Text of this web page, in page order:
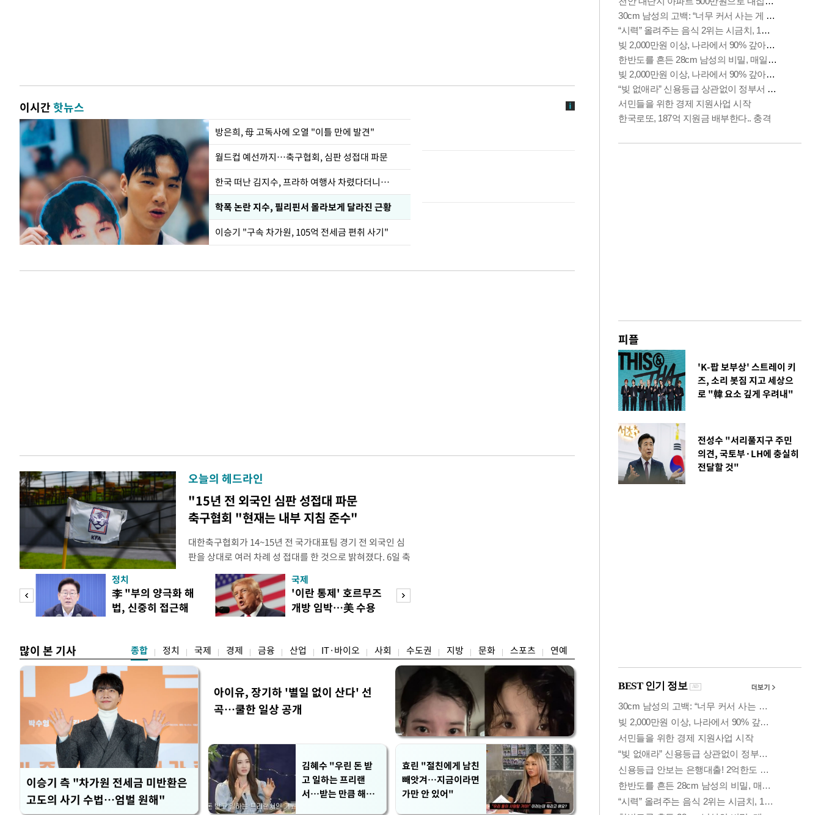
이시간핫뉴스
방은희, 母 고독사에 오열 "이틀 만에 발견"
월드컵 예선까지…축구협회, 심판 성접대 파문
한국 떠난 김지수, 프라하 여행사 차렸다더니…
학폭 논란 지수, 필리핀서 몰라보게 달라진 근황
이승기 "구속 차가원, 105억 전세금 편취 사기"
오늘의 헤드라인
"15년 전 외국인 심판 성접대 파문
축구협회 "현재는 내부 지침 준수"
대한축구협회가 14~15년 전 국가대표팀 경기 전 외국인 심
판을 상대로 여러 차례 성 접대를 한 것으로 밝혀졌다. 6일 축
구계에 따르면 국회의 한 의원실은 축구협회가 2011~2012
년 국제심판 10여 명에게 성 접대한 사실을 확인했다. 당시
축구협회는 외국인 심판과 감독관 등 10여 명에게 한 번에
수십만원에서 많게는 100만원이 넘는 돈을 성
정치
李 "부의 양극화 해
법, 신중히 접근해
국제
'이란 통제' 호르무즈
개방 임박…美 수용
많이 본 기사 종합 정치 국제 경제 금융 산업 IT·바이오 사회 수도권 지방 문화 스포츠 연예
이승기 측 "차가원 전세금 미반환은
고도의 사기 수법…엄벌 원해"
아이유, 장기하 '별일 없이 산다' 선
곡…쿨한 일상 공개
김혜수 "우린 돈 받
고 일하는 프리랜
서…받는 만큼 해내
효린 "절친에게 남친
빼앗겨…지금이라면
가만 안 있어"
피플
'K-팝 보부상' 스트레이 키
즈, 소리 봇짐 지고 세상으
로 "韓 요소 깊게 우려내"
전성수 "서리풀지구 주민
의견, 국토부·LH에 충실히
전달할 것"